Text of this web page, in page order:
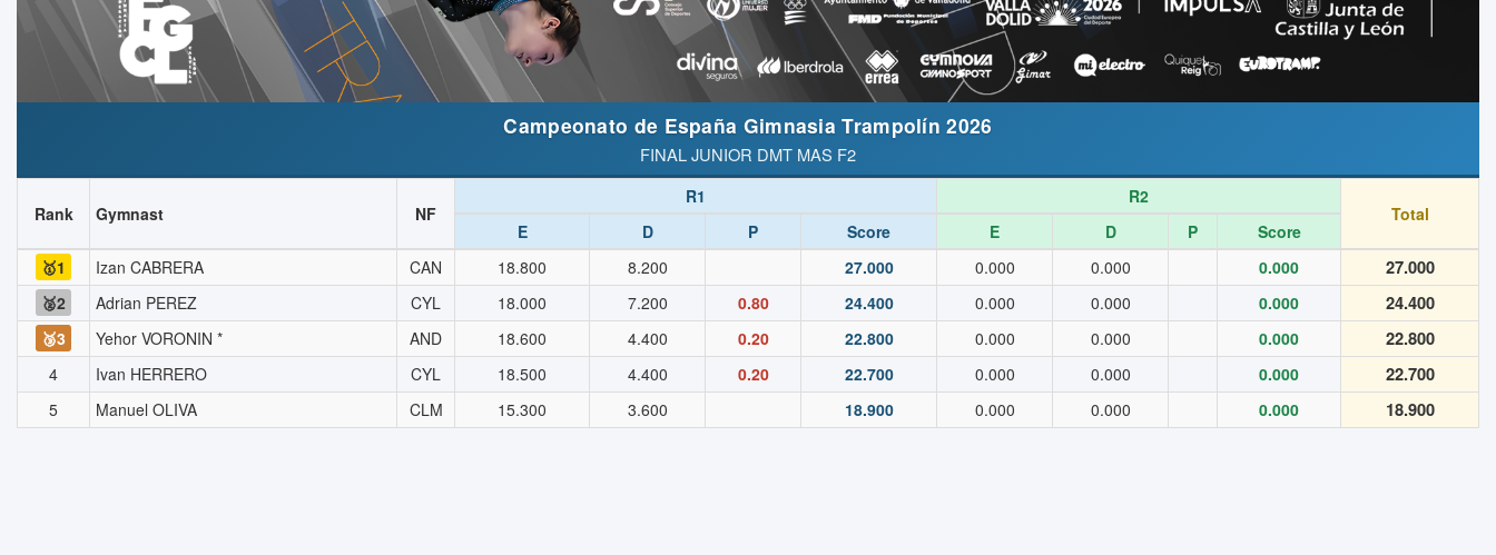
Campeonato de España Gimnasia Trampolín 2026
FINAL JUNIOR DMT MAS F2
Rank Gymnast NF
R1
R2
Total
E
D P Score E D P
Score
🥇1
Izan CABRERA CAN 18.800 8.200 27.000 0.000 0.000 0.000 27.000
🥈2 Adrian PEREZ CYL 18.000 7.200 0.80 24.400 0.000 0.000 0.000 24.400
🥉3 Yehor VORONIN * AND 18.600 4.400 0.20 22.800 0.000 0.000 0.000 22.800
4 Ivan HERRERO CYL 18.500 4.400 0.20 22.700 0.000 0.000 0.000 22.700
5 Manuel OLIVA CLM 15.300 3.600 18.900 0.000 0.000 0.000 18.900